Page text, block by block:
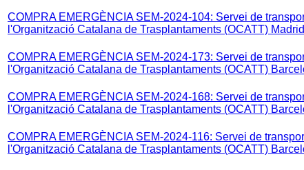
COMPRA EMERGÈNCIA SEM-2024-104: Servei de
l'Organització Catalana de Trasplantaments (OCATT)
COMPRA EMERGÈNCIA SEM-2024-173: Servei de
l'Organització Catalana de Trasplantaments (OCATT)
COMPRA EMERGÈNCIA SEM-2024-168: Servei de
l'Organització Catalana de Trasplantaments (OCATT)
COMPRA EMERGÈNCIA SEM-2024-116: Servei de
l'Organització Catalana de Trasplantaments (OCATT)